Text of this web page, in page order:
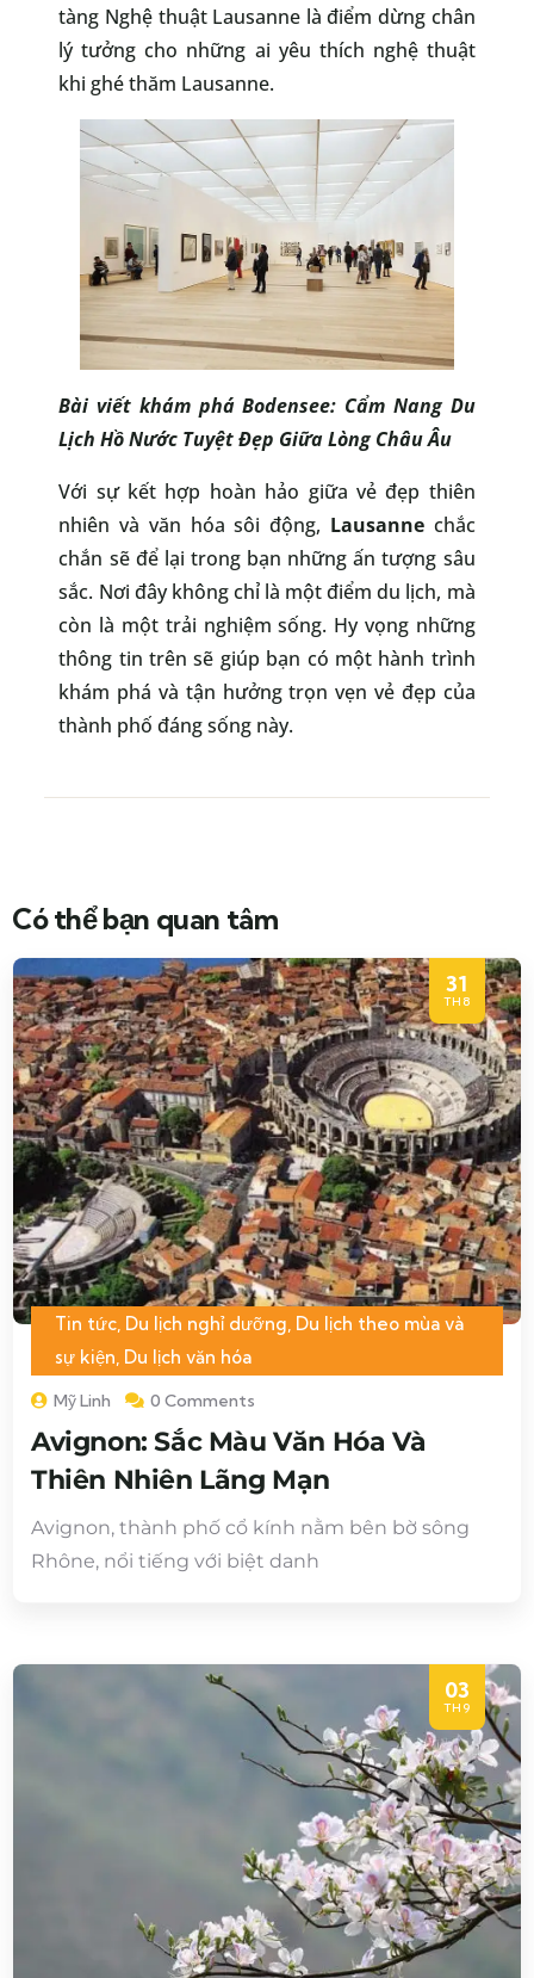
tàng Nghệ thuật Lausanne là điểm dừng chân
lý tưởng cho những ai yêu thích nghệ thuật
khi ghé thăm Lausanne.
Bài viết khám pháBodensee: Cẩm Nang Du
Lịch Hồ Nước Tuyệt Đẹp Giữa Lòng Châu Âu
Với sự kết hợp hoàn hảo giữa vẻ đẹp thiên
nhiên và văn hóa sôi động, Lausannechắc
chắn sẽ để lại trong bạn những ấn tượng sâu
sắc. Nơi đây không chỉ là một điểm du lịch, mà
còn là một trải nghiệm sống. Hy vọng những
thông tin trên sẽ giúp bạn có một hành trình
khám phá và tận hưởng trọn vẹn vẻ đẹp của
thành phố đáng sống này.
Có thể bạn quan tâm
31
TH8
Tin tức, Du lịch nghỉ dưỡng, Du lịch theo mùa và
sự kiện, Du lịch văn hóa
Mỹ Linh 0 Comments
Avignon: Sắc Màu Văn Hóa Và
Thiên Nhiên Lãng Mạn
Avignon, thành phố cổ kính nằm bên bờ sông
Rhône, nổi tiếng với biệt danh
03
TH9